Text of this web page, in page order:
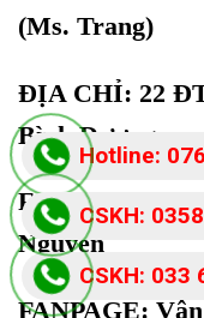
(Ms. Trang)
ĐỊA CHỈ: 22
Bình Dương
FANPAGE :
Nguyên
FANPAGE:
Hotline:
87
CSKH: 033
CSKH: